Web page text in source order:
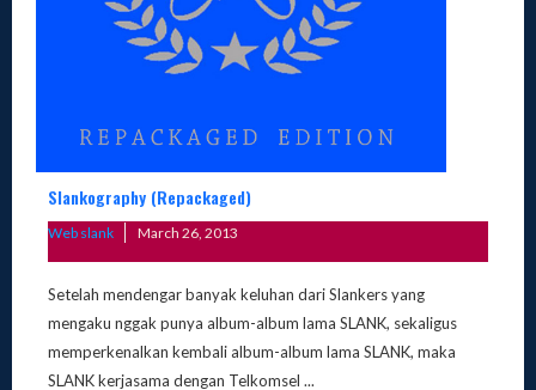
Slankography (Repackaged)
Web slank
Posted
March 26, 2013
Setelah mendengar banyak keluhan dari Slankers yang
mengaku nggak punya album-album lama SLANK, sekaligus
memperkenalkan kembali album-album lama SLANK, maka
SLANK kerjasama dengan Telkomsel ...